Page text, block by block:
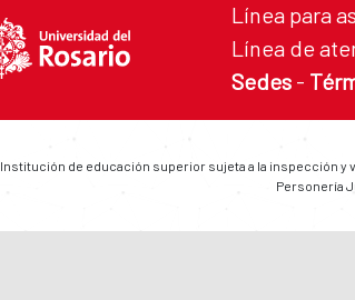
Línea para
Línea de
Sedes -
Institución de educación superior sujeta a la inspección y
Personería